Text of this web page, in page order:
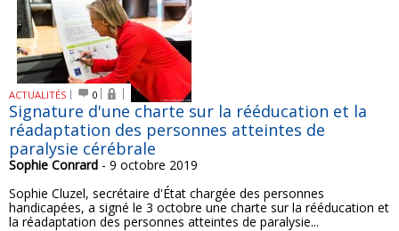
ACTUALITÉS 0
Signature d'une charte sur la rééducation et la
réadaptation des personnes atteintes de
paralysie cérébrale
Sophie Conrard - 9 octobre 2019
Sophie Cluzel, secrétaire d'État chargée des personnes
handicapées, a signé le 3 octobre une charte sur la rééducation et
la réadaptation des personnes atteintes de paralysie...